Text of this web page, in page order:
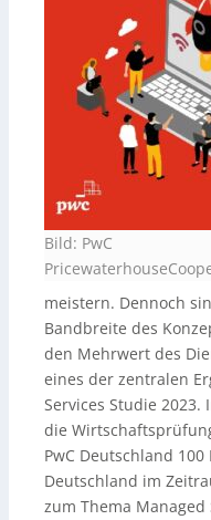
Bild: PwC
meistern. Dennoch
Bandbreite des
den Mehrwert des
eines der zentralen
Services Studie
die
PwC Deutschland
Deutschland im
zum Thema